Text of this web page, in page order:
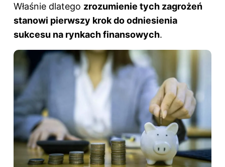
Właśnie dlatego zrozumienie tych zagrożeń
stanowi pierwszy krok do odniesienia
sukcesu na rynkach finansowych.